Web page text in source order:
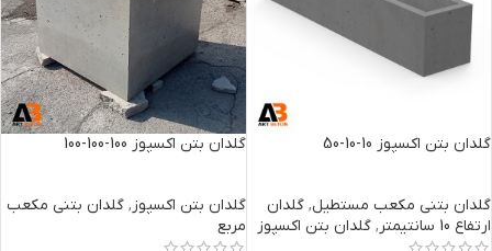
گلدان بتن اکسپوز 10-10-50
گلدان بتنی مکعب مستطیل, گلدان
ارتفاع 10 سانتیمتر
, گلدان بتن اکسپوز
گلدان بتن اکسپوز 100-100-100
گلدان بتن اکسپوز , گلدان بتنی مکعب
مربع